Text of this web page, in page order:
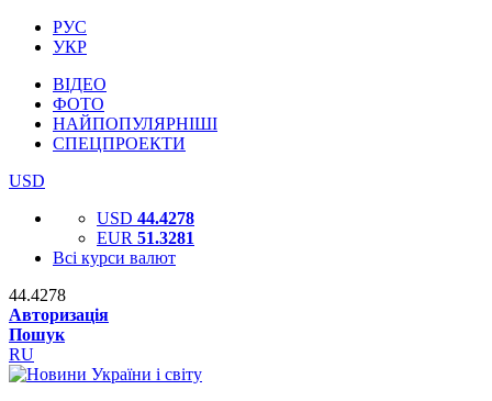
РУС
УКР
ВІДЕО
ФОТО
НАЙПОПУЛЯРНІШІ
СПЕЦПРОЕКТИ
USD
USD 44.4278
EUR 51.3281
Всі курси валют
44.4278
Авторизація
Пошук
RU